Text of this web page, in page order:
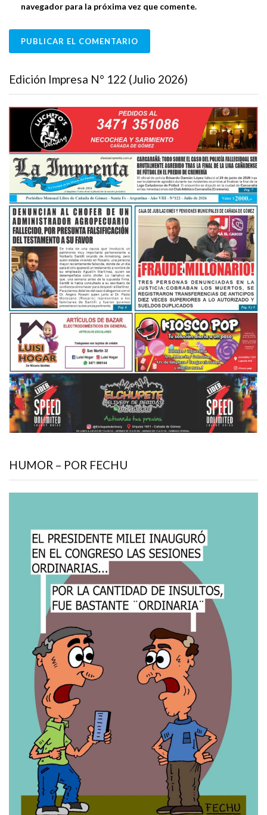
navegador para la próxima vez que comente.
Edición Impresa N° 122 (Julio 2026)
HUMOR – POR FECHU